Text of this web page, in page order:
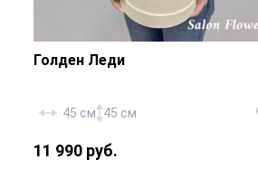
хризантема «Магнум» — 5 шт.,
писташ, пальмовые копья — 2
Голден Леди
45 см 45 см
11 990 руб.